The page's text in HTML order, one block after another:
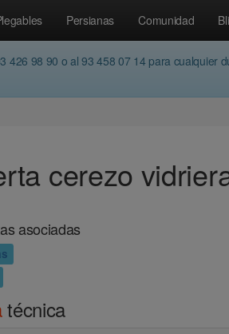
Persianas Comunidad
426 98 90 o al 93 458 07 14 para cualquier
cerezo
asociadas
técnica